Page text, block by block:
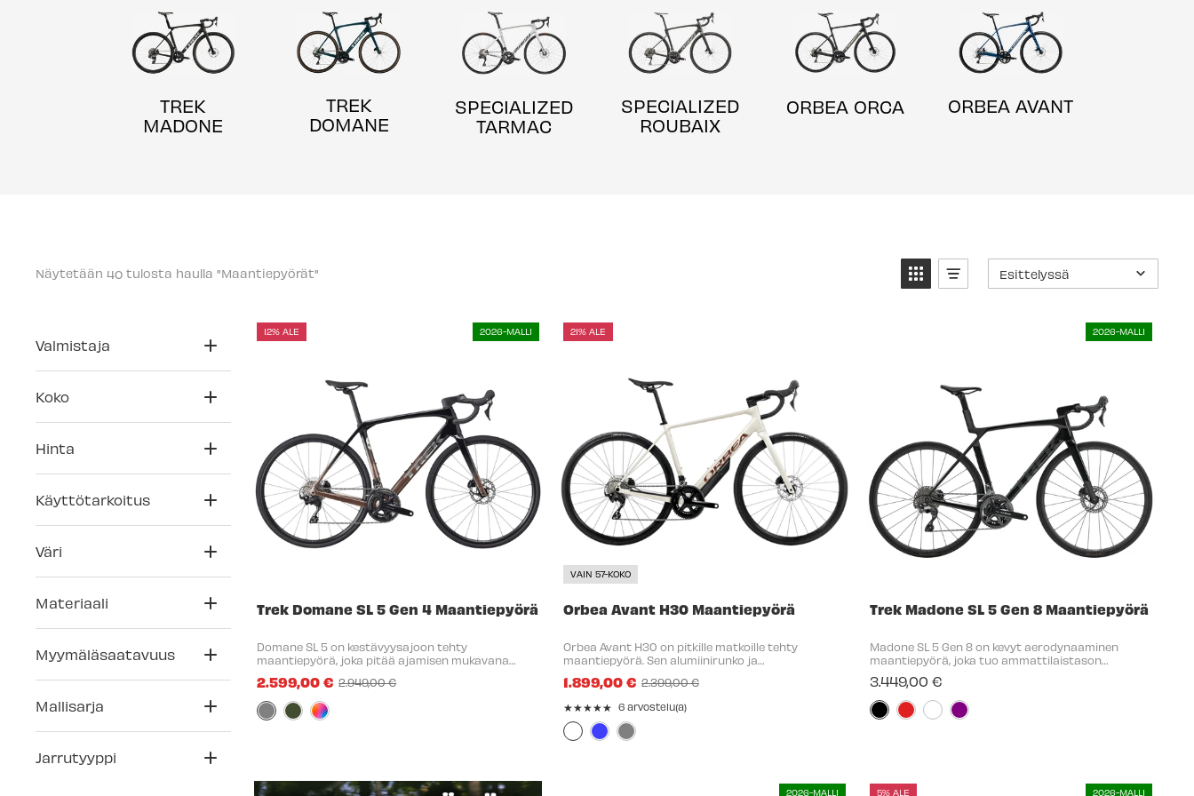
TREK
MADONE
TREK
DOMANE
SPECIALIZED
TARMAC
SPECIALIZED
ROUBAIX
ORBEA ORCA ORBEA AVANT
Näytetään 40 tulosta haulla "Maantiepyörät" Esittelyssä
Valmistaja
Koko
Hinta
Käyttötarkoitus
Väri
Materiaali
Myymäläsaatavuus
Mallisarja
Jarrutyyppi
2026-MALLI
12% ALE
Trek Domane SL 5 Gen 4 Maantiepyörä
Domane SL 5 on kestävyysajoon tehty
maantiepyörä, joka pitää ajamisen mukavana
500-sarjan OCLV-hiilikuidusta tehty runko,
luotettava Shimano ...
2.599,00 €
Old
price
2.949,00 €
Väri:
Tumma/Ruskea
21% ALE
VAIN 57-KOKO
Orbea Avant H30 Maantiepyörä
Orbea Avant H30 on pitkille matkoille tehty
maantiepyörä. Sen alumiinirunko ja
uusi geometria tarjoaa tasapainoisen ja
mukautuvan ajotuntuman. ...
1.899,00 €
Old
price
2.399,00 €
★★★★★
Rating:
4.83332
6 arvostelu(a)
Väri:
Valkoinen
2026-MALLI
Trek Madone SL 5 Gen 8 Maantiepyörä
Madone SL 5 Gen 8 on kevyt aerodynaaminen
maantiepyörä, joka tuo ammattilaistason
hintaluokkaan. Se tarjoaa samat aerodynaamiset
ominaisuudet kuin hintavampi ...
3.449,00 €
Väri:
Musta
2026-MALLI 2026-MALLI
5% ALE